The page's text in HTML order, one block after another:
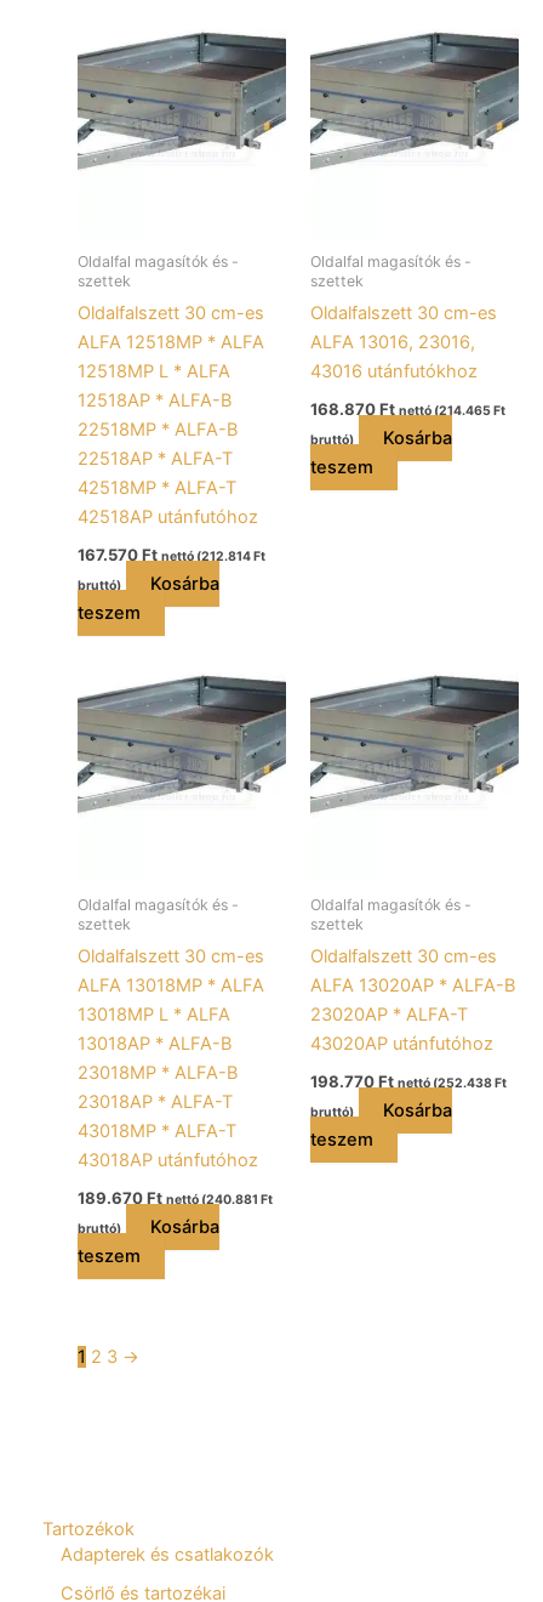
Tartozékok
Adapterek és csatlakozók
Csörlő és tartozékai
Oldalfal magasítók és -
szettek
Oldalfalszett 30 cm-es
ALFA 12518MP * ALFA
12518MP L * ALFA
12518AP * ALFA-B
22518MP * ALFA-B
22518AP * ALFA-T
42518MP * ALFA-T
42518AP utánfutóhoz
167.570Ft nettó (212.814 Ft
bruttó)
Kosárba
teszem
Oldalfal magasítók és -
szettek
Oldalfalszett 30 cm-es
ALFA 13016, 23016,
43016 utánfutókhoz
168.870Ft nettó (214.465 Ft
bruttó)
Kosárba
teszem
Oldalfal magasítók és -
szettek
Oldalfalszett 30 cm-es
ALFA 13018MP * ALFA
13018MP L * ALFA
13018AP * ALFA-B
23018MP * ALFA-B
23018AP * ALFA-T
43018MP * ALFA-T
43018AP utánfutóhoz
189.670Ft nettó (240.881 Ft
bruttó)
Kosárba
teszem
Oldalfal magasítók és -
szettek
Oldalfalszett 30 cm-es
ALFA 13020AP * ALFA-B
23020AP * ALFA-T
43020AP utánfutóhoz
198.770Ft nettó (252.438 Ft
bruttó)
Kosárba
teszem
1 2 3 →